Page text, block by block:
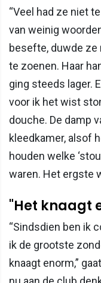
“Veel had ze niet
van weinig
besefte, duwde ze
te zoenen. Haar
ging steeds lager.
voor ik het wist
douche. De damp
kleedkamer, alsof
houden welke
waren. Het ergste
"Het knaagt
“Sindsdien ben ik
ik de grootste
knaagt enorm,”